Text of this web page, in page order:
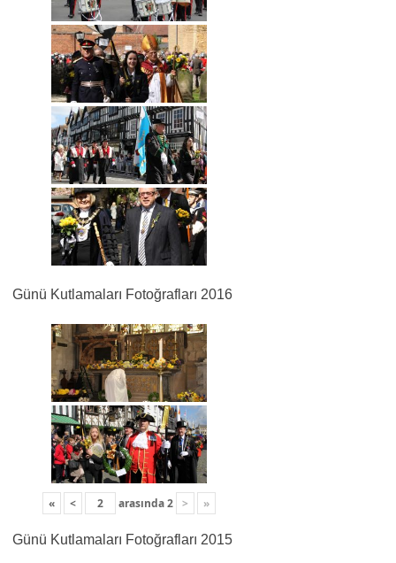
Günü Kutlamaları Fotoğrafları 2016
« < arasında2 > »
Günü Kutlamaları Fotoğrafları 2015